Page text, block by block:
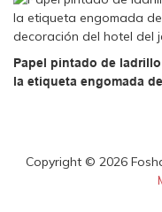
Papel pintado de
la etiqueta engomada
Copyright © 2026